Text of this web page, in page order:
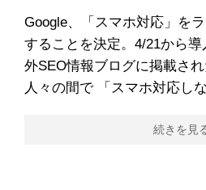
Google、「スマホ対応」を
することを決定。4/21から
外SEO情報ブログに掲載さ
人々の間で 「スマホ対応し
続きを見